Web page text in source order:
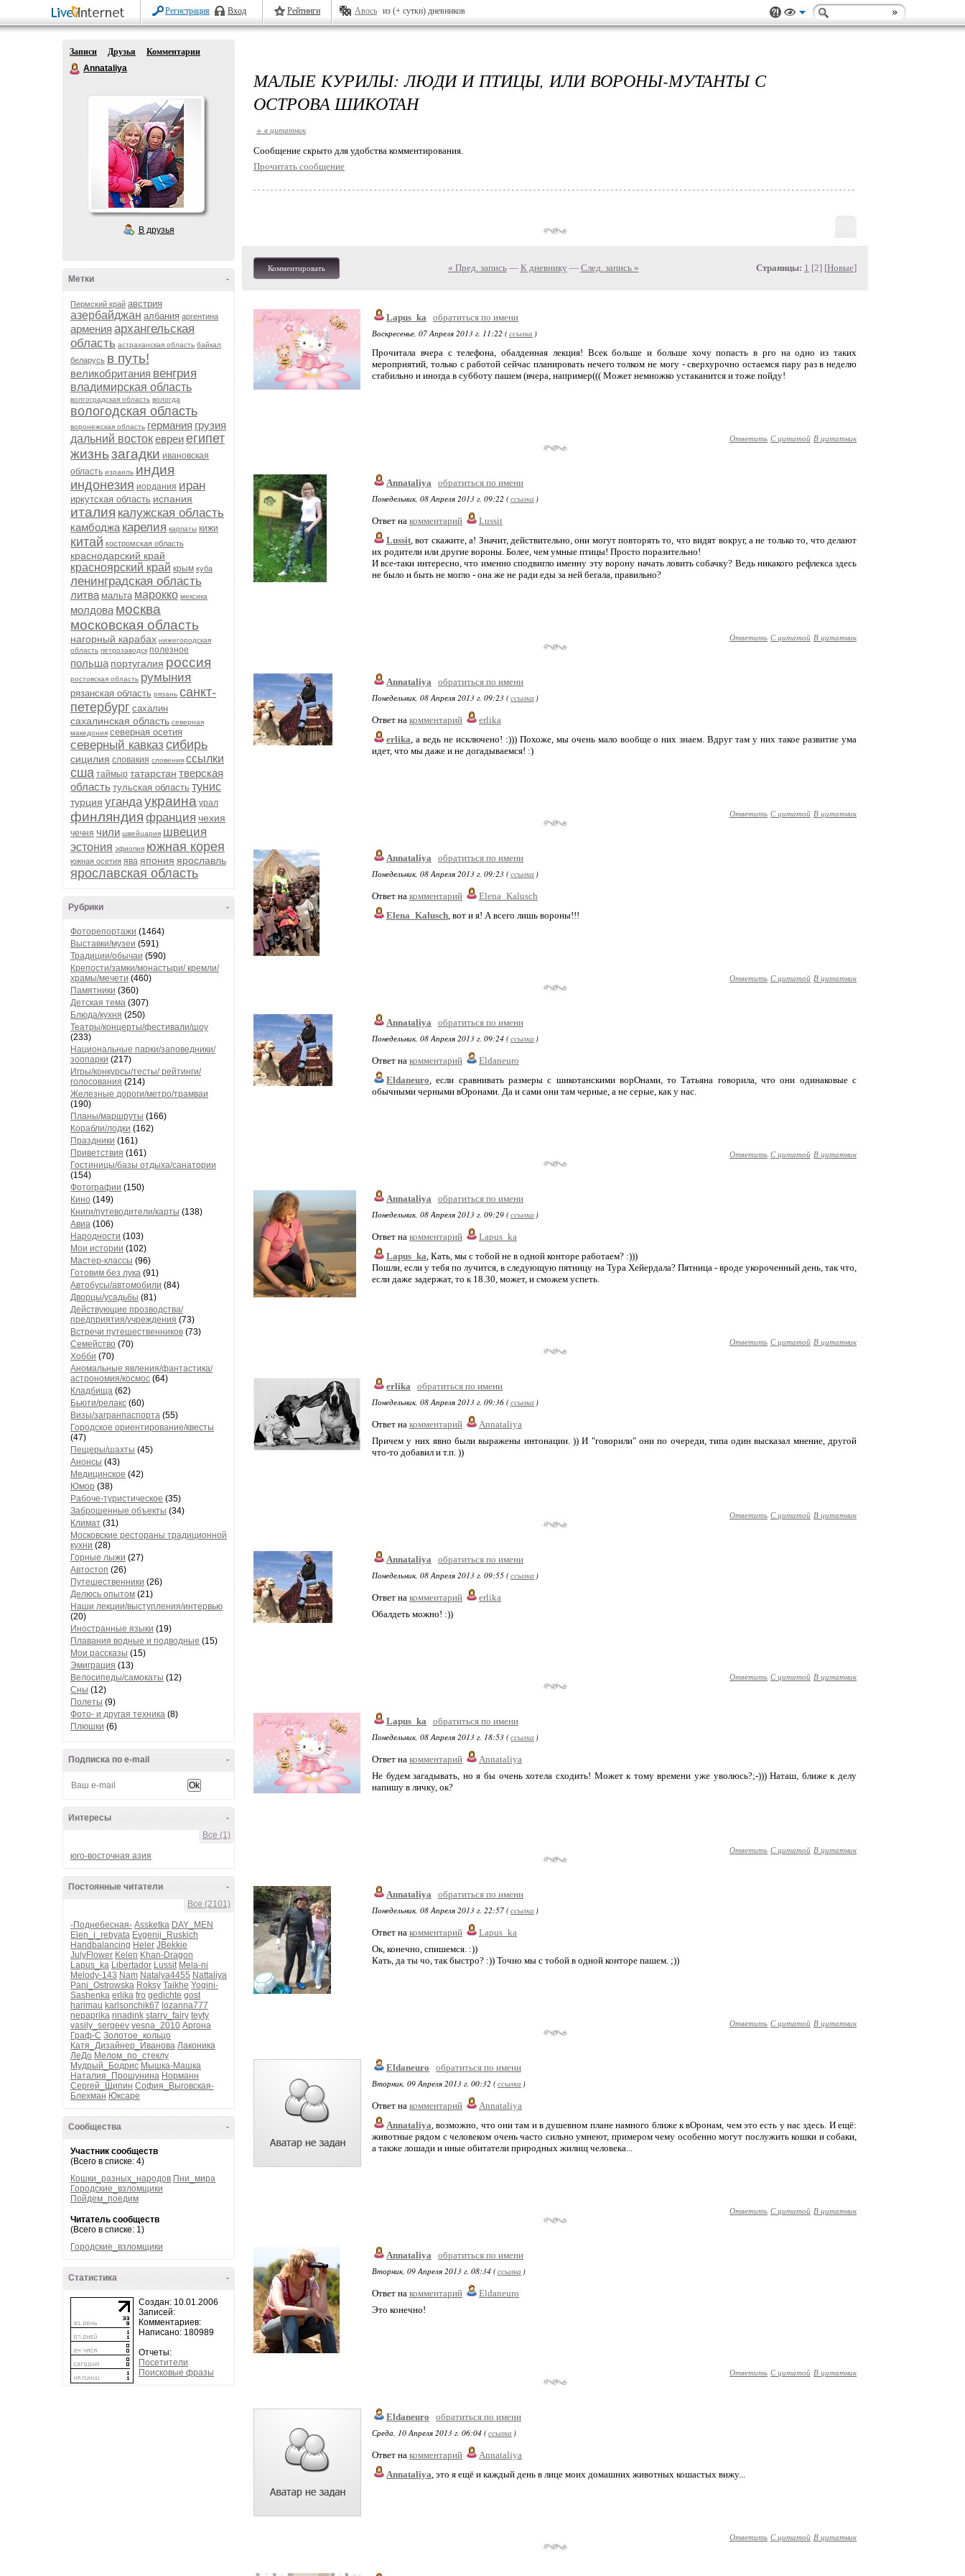
Регистрация Вход Рейтинги Авось из (+ сутки) дневников
Записи Друзья
Комментарии
Annataliya
В друзья
-
Метки
Пермский край австрия
азербайджан албания аргентина
армения архангельская
область астраханская область байкал
беларусь в путь!
великобритания венгрия
владимирская область
волгоградская область вологда
вологодская область
воронежская область германия грузия
дальний востокевреиегипет
жизньзагадки ивановская
область израиль индия
индонезия иордания иран
иркутская область испания
италия калужская область
камбоджа карелия карпаты кижи
китай костромская область
краснодарский край
красноярский край крым куба
ленинградская область
литва мальта марокко мексика
молдова москва
московская область
нагорный карабах нижегородская
область петрозаводск полезное
польша португалия россия
ростовская область румыния
рязанская область рязань санкт-
петербург сахалин
сахалинская область северная
македония северная осетия
северный кавказ сибирь
сицилия словакия словения ссылки
сша таймыр татарстан тверская
область тульская область тунис
турция угандаукраина урал
финляндия франция чехия
чечня чили швейцария швеция
эстония эфиопия южная корея
южная осетия ява япония ярославль
ярославская область
-
Рубрики
Фоторепортажи (1464)
Выставки/музеи (591)
Традиции/обычаи (590)
Крепости/замки/монастыри/ кремли/
храмы/мечети (460)
Памятники (360)
Детская тема (307)
Блюда/кухня (250)
Театры/концерты/фестивали/шоу
(233)
Национальные парки/заповедники/
зоопарки (217)
Игры/конкурсы/тесты/ рейтинги/
голосования (214)
Железные дороги/метро/трамваи
(190)
Планы/маршруты (166)
Корабли/лодки (162)
Праздники (161)
Приветствия (161)
Гостиницы/базы отдыха/санатории
(154)
Фотографии (150)
Кино (149)
Книги/путеводители/карты (138)
Авиа (106)
Народности (103)
Мои истории (102)
Мастер-классы (96)
Готовим без лука (91)
Автобусы/автомобили (84)
Дворцы/усадьбы (81)
Действующие прозводства/
предприятия/учреждения (73)
Встречи путешественников (73)
Семейство (70)
Хобби (70)
Аномальные явления/фантастика/
астрономия/космос (64)
Кладбища (62)
Бьюти/релакс (60)
Визы/загранпаспорта (55)
Городское ориентирование/квесты
(47)
Пещеры/шахты (45)
Анонсы (43)
Медицинское (42)
Юмор (38)
Рабоче-туристическое (35)
Заброшенные объекты (34)
Климат (31)
Московские рестораны традиционной
кухни (28)
Горные лыжи (27)
Автостоп (26)
Путешественники (26)
Делюсь опытом (21)
Наши лекции/выступления/интервью
(20)
Иностранные языки (19)
Плавания водные и подводные (15)
Мои рассказы (15)
Эмиграция (13)
Велосипеды/самокаты (12)
Сны (12)
Полеты (9)
Фото- и другая техника (8)
Плюшки (6)
-
Подписка по e-mail
-
Интересы
Все (1)
юго-восточная азия
-
Постоянные читатели
Все (2101)
-Поднебесная- Assketka DAY_MEN
Elen_i_rebyata Evgenij_Ruskich
Handbalancing Heler JBekkie
JulyFlower Kelen Khan-Dragon
Lapus_ka Libertador Lussit Mela-ni
Melody-143 Nam Natalya4455 Nattaliya
Pani_Ostrowska Roksy Taikhe Yogini-
Sashenka erlika fro gedichte gost
harimau karlsonchik67 lozanna777
nepaprika nnadink starry_fairy teyty
vasily_sergeev vesna_2010 Аргона
Граф-С Золотое_кольцо
Катя_Дизайнер_Иванова Лаконика
ЛеДо Мелом_по_стеклу
Мудрый_Бодрис Мышка-Машка
Наталия_Прошунина Норманн
Сергей_Щипин София_Выговская-
Блехман Юксаре
-
Сообщества
Участник сообществ
(Всего в списке: 4)
Кошки_разных_народов Пни_мира
Городские_взломщики
Пойдем_поедим
Читатель сообществ
(Всего в списке: 1)
Городские_взломщики
-
Статистика
Создан: 10.01.2006
Записей:
Комментариев:
Написано: 180989
Отчеты:
Посетители
Поисковые фразы
МАЛЫЕ КУРИЛЫ: ЛЮДИ И ПТИЦЫ, ИЛИ ВОРОНЫ-МУТАНТЫ С
ОСТРОВА ШИКОТАН
+ в цитатник
Cообщение скрыто для удобства комментирования.
Прочитать сообщение
Комментировать « Пред. запись— К дневнику — След. запись » Страницы: 1 [2] [Новые]
Lapus_ka
обратиться по имени
Воскресенье, 07 Апреля 2013 г. 11:22 (ссылка )
Прочитала вчера с телефона, обалденная лекция! Всек больше и больше хочу попасть в рго на одно из таких
мероприятий, только с работой сейчас планировать нечего толком не могу - сверхурочно остаемся пару раз в неделю
стабильно и иногда в субботу пашем (вчера, например((( Может немножко устаканится и тоже пойду!
Ответить С цитатой В цитатник
Annataliya
обратиться по имени
Понедельник, 08 Апреля 2013 г. 09:22 (ссылка )
Ответ на комментарий
Lussit
Lussit, вот скажите, а! Значит, действительно, они могут повторять то, что видят вокруг, а не только то, что делают
их родители или другие вороны. Более, чем умные птицы! Просто поразительно!
И все-таки интересно, что именно сподвигло именну эту ворону начать ловить собачку? Ведь никакого рефлекса здесь
не было и быть не могло - она же не ради еды за ней бегала, правильно?
Ответить С цитатой В цитатник
Annataliya
обратиться по имени
Понедельник, 08 Апреля 2013 г. 09:23 (ссылка )
Ответ на комментарий
erlika
erlika, а ведь не исключено! :))) Похоже, мы очень мало вообще о них знаем. Вдруг там у них такое развитие ума
идет, что мы даже и не догадываемся! :)
Ответить С цитатой В цитатник
Annataliya
обратиться по имени
Понедельник, 08 Апреля 2013 г. 09:23 (ссылка )
Ответ на комментарий
Elena_Kalusch
Elena_Kalusch, вот и я! А всего лишь вороны!!!
Ответить С цитатой В цитатник
Annataliya
обратиться по имени
Понедельник, 08 Апреля 2013 г. 09:24 (ссылка )
Ответ на комментарий
Eldaneuro
Eldaneuro, если сравнивать размеры с шикотанскими ворОнами, то Татьяна говорила, что они одинаковые с
обычными черными вОронами. Да и сами они там черные, а не серые, как у нас.
Ответить С цитатой В цитатник
Annataliya
обратиться по имени
Понедельник, 08 Апреля 2013 г. 09:29 (ссылка )
Ответ на комментарий
Lapus_ka
Lapus_ka, Кать, мы с тобой не в одной конторе работаем? :)))
Пошли, если у тебя по лучится, в следующую пятницу на Тура Хейердала? Пятница - вроде укороченный день, так что,
если даже задержат, то к 18.30, может, и сможем успеть.
Ответить С цитатой В цитатник
erlika
обратиться по имени
Понедельник, 08 Апреля 2013 г. 09:36 (ссылка )
Ответ на комментарий
Annataliya
Причем у них явно были выражены интонации. )) И "говорили" они по очереди, типа один высказал мнение, другой
что-то добавил и т.п. ))
Ответить С цитатой В цитатник
Annataliya
обратиться по имени
Понедельник, 08 Апреля 2013 г. 09:55 (ссылка )
Ответ на комментарий
erlika
Обалдеть можно! :))
Ответить С цитатой В цитатник
Lapus_ka
обратиться по имени
Понедельник, 08 Апреля 2013 г. 18:53 (ссылка )
Ответ на комментарий
Annataliya
Не будем загадывать, но я бы очень хотела сходить! Может к тому времени уже уволюсь?;-))) Наташ, ближе к делу
напишу в личку, ок?
Ответить С цитатой В цитатник
Annataliya
обратиться по имени
Понедельник, 08 Апреля 2013 г. 22:57 (ссылка )
Ответ на комментарий
Lapus_ka
Ок, конечно, спишемся. :))
Кать, да ты чо, так быстро? :)) Точно мы с тобой в одной конторе пашем. ;))
Ответить С цитатой В цитатник
Eldaneuro
обратиться по имени
Вторник, 09 Апреля 2013 г. 00:32 (ссылка )
Ответ на комментарий
Annataliya
Annataliya, возможно, что они там и в душевном плане намного ближе к вОронам, чем это есть у нас здесь. И ещё:
животные рядом с человеком очень часто сильно умнеют, примером чему особенно могут послужить кошки и собаки,
а также лошади и иные обитатели природных жилищ человека...
Ответить С цитатой В цитатник
Annataliya
обратиться по имени
Вторник, 09 Апреля 2013 г. 08:34 (ссылка )
Ответ на комментарий
Eldaneuro
Это конечно!
Ответить С цитатой В цитатник
Eldaneuro
обратиться по имени
Среда, 10 Апреля 2013 г. 06:04 (ссылка )
Ответ на комментарий
Annataliya
Annataliya, это я ещё и каждый день в лице моих домашних животных кошастых вижу...
Ответить С цитатой В цитатник